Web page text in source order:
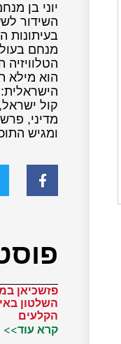
יוני בן
השידור
בעיתונות
מנחם
הוא מילא
קול
מדיני,
ומגיש
פזשכיאן
השלטון
הקלעים
קרא עוד>>